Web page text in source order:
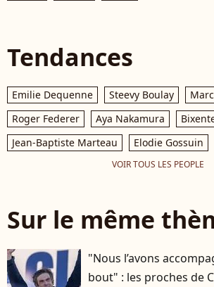
Tendances
Emilie Dequenne Steevy Boulay
Roger Federer
Aya Nakamura
Jean-Baptiste Marteau
Elodie Gossuin
VOIR TOUS LES PEOPLE
Sur le même
"Nous l’avons
bout" : les proches de